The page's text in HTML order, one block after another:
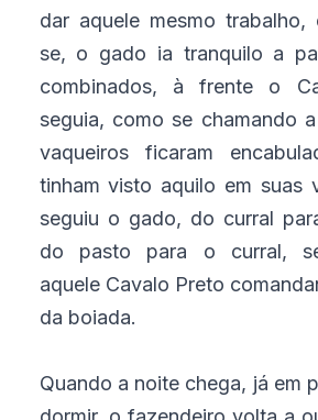
dar aquele mesmo trabalho,
se, o gado ia tranquilo a
combinados, à frente o
seguia, como se chamando
vaqueiros ficaram
tinham visto aquilo em suas
seguiu o gado, do curral
do pasto para o curral,
aquele Cavalo Preto
da boiada.
Quando a noite chega, já em